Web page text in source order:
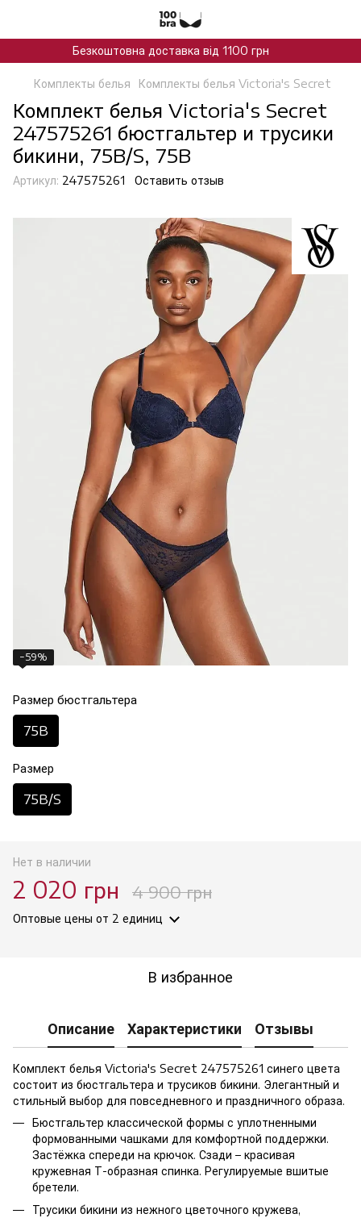
Безкоштовна доставка від 1100 грн
Комплекты белья Комплекты белья Victoria's Secret
Комплект белья Victoria's Secret
247575261 бюстгальтер и трусики
бикини, 75B/S, 75B
Артикул: 247575261 Оставить отзыв
−59%
Размер бюстгальтера
75B
Размер
75B/S
Нет в наличии
2 020 грн 4 900 грн
Оптовые цены от 2 единиц
В избранное
Описание Характеристики Отзывы
Комплект белья Victoria's Secret 247575261 синего цвета
состоит из бюстгальтера и трусиков бикини. Элегантный и
стильный выбор для повседневного и праздничного образа.
Бюстгальтер классической формы с уплотненными
формованными чашками для комфортной поддержки.
Застёжка спереди на крючок. Сзади – красивая
кружевная Т-образная спинка. Регулируемые вшитые
бретели.
Трусики бикини из нежного цветочного кружева,